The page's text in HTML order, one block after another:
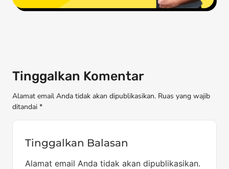
Tinggalkan Komentar
Alamat email Anda tidak akan dipublikasikan. Ruas yang wajib
ditandai *
Tinggalkan Balasan
Alamat email Anda tidak akan dipublikasikan.